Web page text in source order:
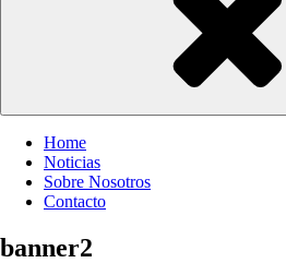
Home
Noticias
Sobre Nosotros
Contacto
banner2